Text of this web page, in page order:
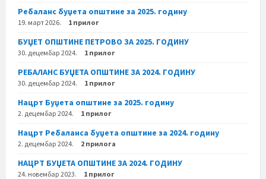
Ребаланс буџета општине за 2025. годину
19. март 2026. 1 прилог
БУЏЕТ ОПШТИНЕ ПЕТРОВО ЗА 2025. ГОДИНУ
30. децембар 2024. 1 прилог
РЕБАЛАНС БУЏЕТА ОПШТИНЕ ЗА 2024. ГОДИНУ
30. децембар 2024. 1 прилог
Нацрт Буџета општине за 2025. годину
2. децембар 2024. 1 прилог
Нацрт Ребаланса буџета општине за 2024. годину
2. децембар 2024. 2 прилога
НАЦРТ БУЏЕТА ОПШТИНЕ ЗА 2024. ГОДИНУ
24. новембар 2023. 1 прилог